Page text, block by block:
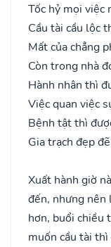
Tốc hỷ mọi việc
Cầu tài cầu lộc
Mất của chẳng
Còn trong nhà
Hành nhân thì
Việc quan việc
Bệnh tật thì
Gia trạch đẹp
Xuất hành giờ
đến, nhưng
hơn, buổi chiều
muốn cầu tài